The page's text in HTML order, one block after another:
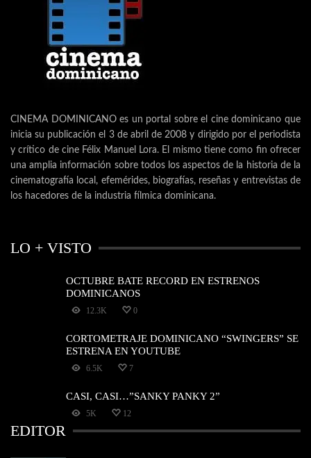
CINEMA DOMINICANO es un portal sobre el cine dominicano que
inicia su publicación el 3 de abril de 2008 y dirigido por el periodista
y crítico de cine Félix Manuel Lora. El mismo tiene como fin ofrecer
una amplia información sobre todos los aspectos de la historia de la
cinematografía local, efemérides, biografías, reseñas y entrevistas de
los hacedores de la industria fílmica dominicana.
LO + VISTO
OCTUBRE BATE RECORD EN ESTRENOS
DOMINICANOS
12.3K 0
CORTOMETRAJE DOMINICANO “SWINGERS” SE
ESTRENA EN YOUTUBE
6.5K 7
CASI, CASI…”SANKY PANKY 2”
5K 12
EDITOR